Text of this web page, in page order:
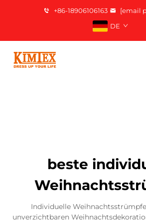
+86-18906106163
[email
DE
beste
Individuelle
unverzichtbaren